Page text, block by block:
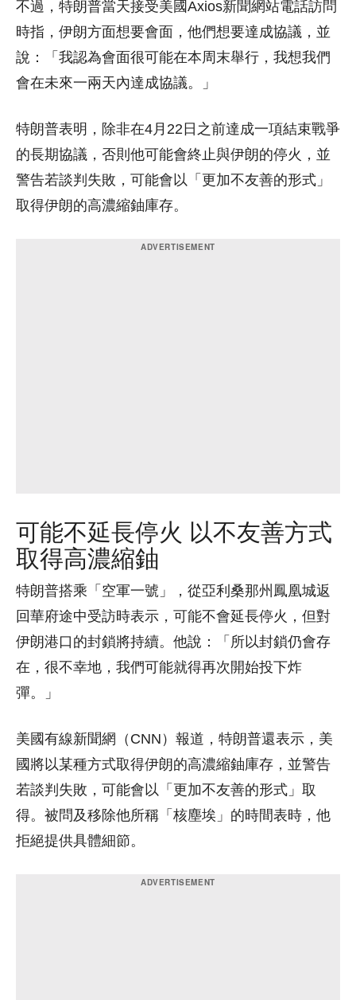
不過，特朗普當天接受美國Axios新聞網站電話訪問
時指，伊朗方面想要會面，他們想要達成協議，並
說：「我認為會面很可能在本周末舉行，我想我們
會在未來一兩天內達成協議。」
特朗普表明，除非在4月22日之前達成一項結束戰爭
的長期協議，否則他可能會終止與伊朗的停火，並
警告若談判失敗，可能會以「更加不友善的形式」
取得伊朗的高濃縮鈾庫存。
可能不延長停火 以不友善方式
取得高濃縮鈾
特朗普搭乘「空軍一號」，從亞利桑那州鳳凰城返
回華府途中受訪時表示，可能不會延長停火，但對
伊朗港口的封鎖將持續。他說：「所以封鎖仍會存
在，很不幸地，我們可能就得再次開始投下炸
彈。」
美國有線新聞網（CNN）報道，特朗普還表示，美
國將以某種方式取得伊朗的高濃縮鈾庫存，並警告
若談判失敗，可能會以「更加不友善的形式」取
得。被問及移除他所稱「核塵埃」的時間表時，他
拒絕提供具體細節。